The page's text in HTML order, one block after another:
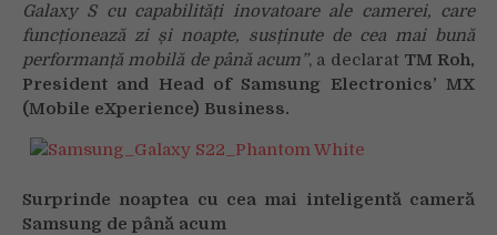
Galaxy S cu capabilități inovatoare ale camerei, care
funcționează zi și noapte, susținute de cea mai bună
performanță mobilă de până acum”, a declarat TM Roh,
President and Head of Samsung Electronics’ MX
(Mobile eXperience) Business.
Surprinde noaptea cu cea mai inteligentă cameră
Samsung de până acum